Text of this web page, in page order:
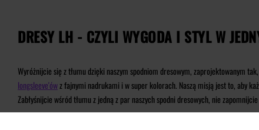
DRESY LH - CZYLI WYGODA I STYL W
Wyróżnijcie się z tłumu dzięki naszym spodniom dresowym, zaprojektowanym
longsleeve'ówz fajnymi nadrukami i w super kolorach. Naszą misją jest to, aby
Zabłyśnijcie wśród tłumu z jedną z par naszych spodni dresowych, nie